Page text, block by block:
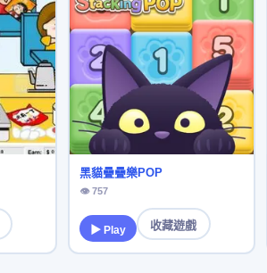
黑貓疊疊樂POP
👁 757
▶ Play 收藏遊戲